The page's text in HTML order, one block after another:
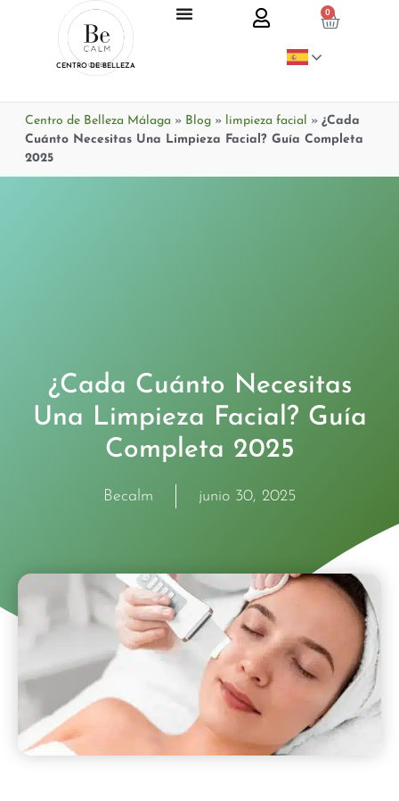
CENTRO DE BELLEZA
0
Centro de Belleza Málaga » Blog» limpieza facial » ¿Cada
Cuánto Necesitas Una Limpieza Facial? Guía Completa
2025
¿Cada Cuánto Necesitas
Una Limpieza Facial? Guía
Completa 2025
Becalm junio 30, 2025